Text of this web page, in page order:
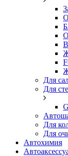
Для
Для
Для
Для
Автохимия